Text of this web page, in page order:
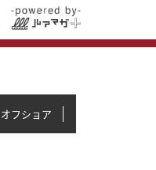
オフショア